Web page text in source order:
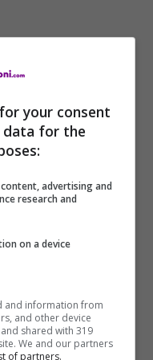
Pezzali
che poi si
nessuno
probabilità
your consent
data for the
advertising and
research and
on a device
and information from
and other device
shared with 319
We and our partners
of partners.